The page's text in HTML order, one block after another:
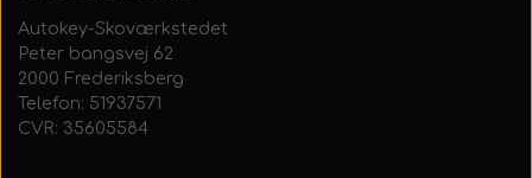
Autokey-Skoværkstedet
Peter bangsvej 62
2000 Frederiksberg
Telefon: 51937571
CVR: 35605584